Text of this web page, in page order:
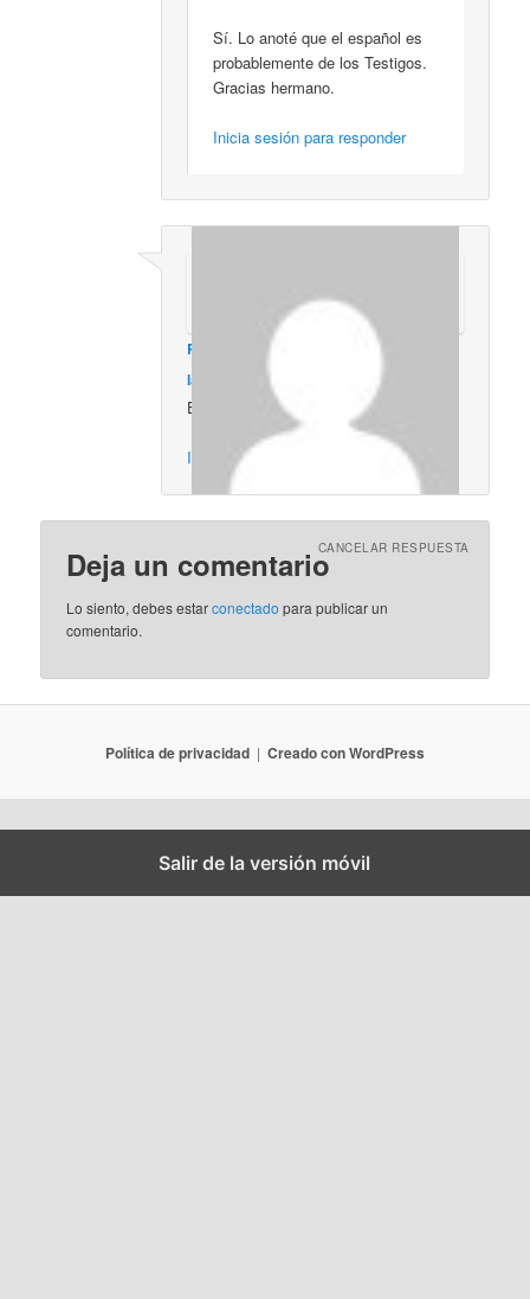
Sí. Lo anoté que el español es
probablemente de los Testigos.
Gracias hermano.
Inicia sesión para responder
Robert Campo
septiembre 12, 2014 a
las 12:48 pm
Excelente
Inicia sesión para responder
Deja un comentarioCANCELAR RESPUESTA
Lo siento, debes estarconectado para publicar un
comentario.
Política de privacidad Creado con WordPress
Salir de la versión móvil